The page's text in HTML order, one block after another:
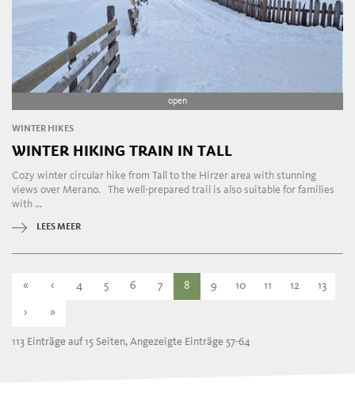
open
WINTER HIKES
WINTER HIKING TRAIN IN TALL
Cozy winter circular hike from Tall to the Hirzer area with stunning
views over Merano. The well-prepared trail is also suitable for families
with ...
LEES MEER
« ‹ 4 5 6 7 8 9 10 11 12 13
› »
113 Einträge auf 15 Seiten, Angezeigte Einträge 57-64